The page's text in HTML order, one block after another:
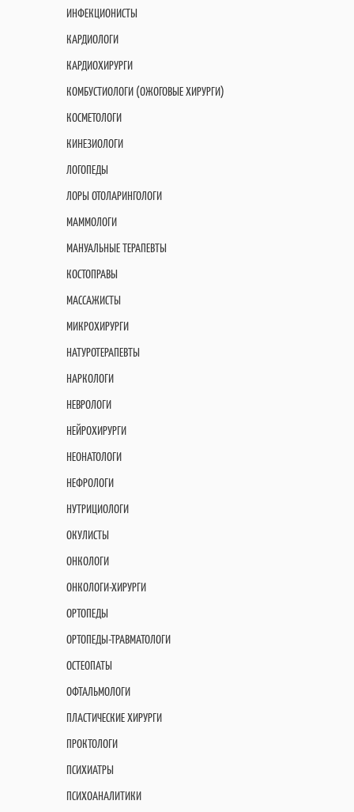
ИНФЕКЦИОНИСТЫ
КАРДИОЛОГИ
КАРДИОХИРУРГИ
КОМБУСТИОЛОГИ (ОЖОГОВЫЕ ХИРУРГИ)
КОСМЕТОЛОГИ
КИНЕЗИОЛОГИ
ЛОГОПЕДЫ
ЛОРЫ ОТОЛАРИНГОЛОГИ
МАММОЛОГИ
МАНУАЛЬНЫЕ ТЕРАПЕВТЫ
КОСТОПРАВЫ
МАССАЖИСТЫ
МИКРОХИРУРГИ
НАТУРОТЕРАПЕВТЫ
НАРКОЛОГИ
НЕВРОЛОГИ
НЕЙРОХИРУРГИ
НЕОНАТОЛОГИ
НЕФРОЛОГИ
НУТРИЦИОЛОГИ
ОКУЛИСТЫ
ОНКОЛОГИ
ОНКОЛОГИ-ХИРУРГИ
ОРТОПЕДЫ
ОРТОПЕДЫ-ТРАВМАТОЛОГИ
ОСТЕОПАТЫ
ОФТАЛЬМОЛОГИ
ПЛАСТИЧЕСКИЕ ХИРУРГИ
ПРОКТОЛОГИ
ПСИХИАТРЫ
ПСИХОАНАЛИТИКИ